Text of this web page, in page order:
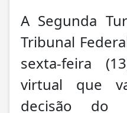
A Segunda
Tribunal
sexta-feira
virtual que
decisão do